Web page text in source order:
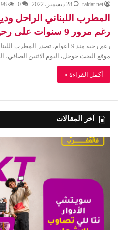
raidat.net 28 ديسمبر، 2022 0
المطرب اللبناني الراحل
رغم مرور 9 سنوات على رحيله
رغم رحيه منذ 9 اعوام، تصدر
موقع البحث جوجل، اليوم الاثنين الصافي،
أكمل القراءة »
آخر المقالات